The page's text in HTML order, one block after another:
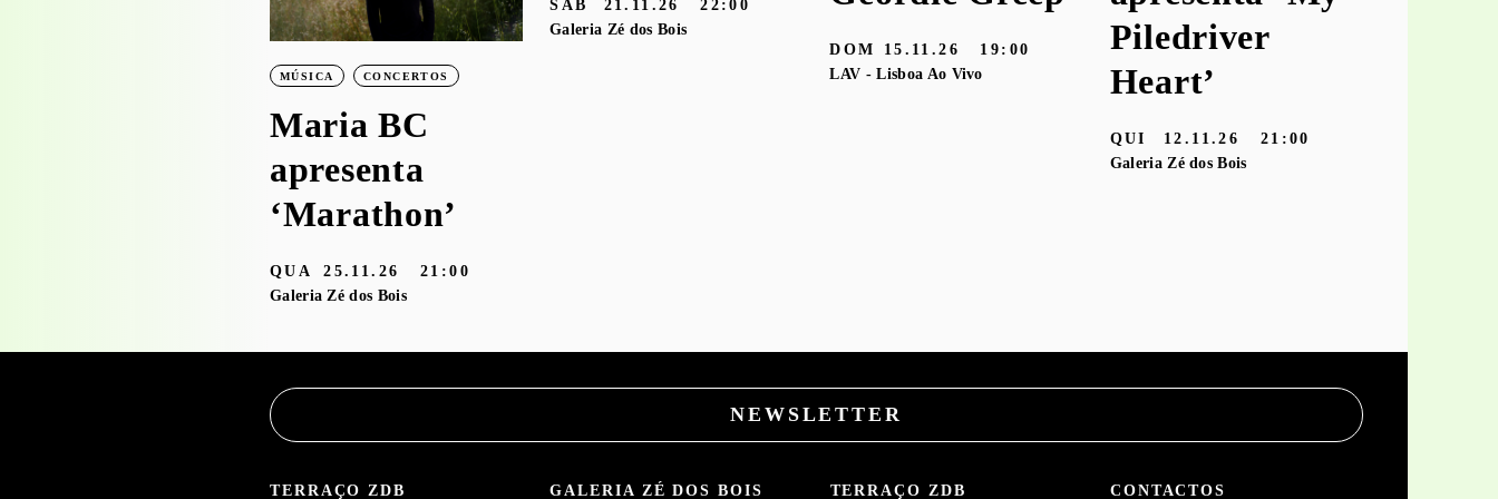
MÚSICA CONCERTOS
Maria BC
apresenta
‘Marathon’
QUA 25.11.26
21:00
Galeria Zé dos Bois
SÁB 21.11.26
22:00
Galeria Zé dos Bois
DOM 15.11.26
19:00
LAV - Lisboa Ao Vivo
Piledriver
Heart’
QUI 12.11.26
21:00
Galeria Zé dos Bois
NEWSLETTER
TERRAÇO ZDB GALERIA ZÉ DOS BOIS TERRAÇO ZDB CONTACTOS